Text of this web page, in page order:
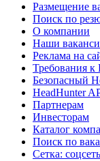
Размещение
Поиск по
О компании
Наши
Реклама на
Требования
Безопасный
HeadHunter
Партнерам
Инвесторам
Каталог
Поиск по
Сетка: